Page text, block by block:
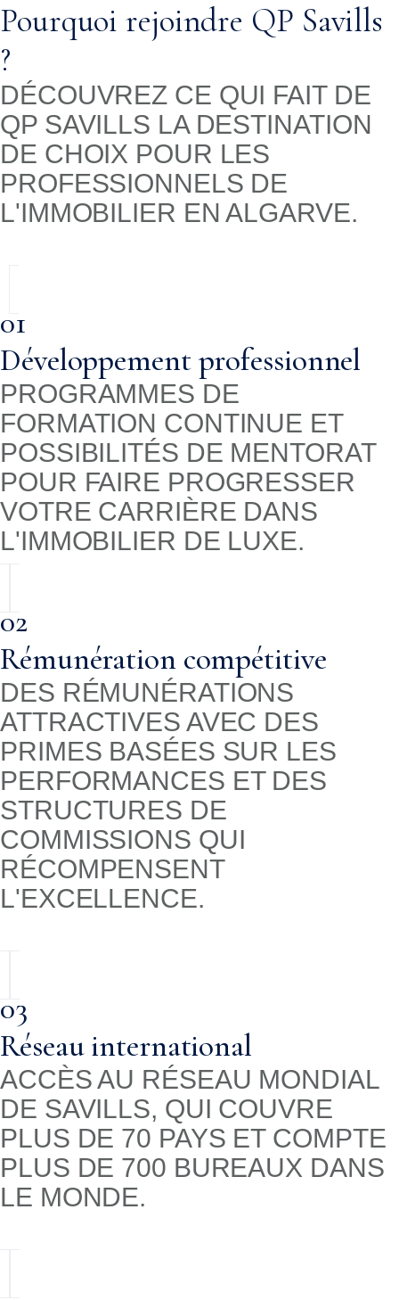
Pourquoi rejoindre QP Savills
?
DÉCOUVREZ CE QUI FAIT DE
QP SAVILLS LA DESTINATION
DE CHOIX POUR LES
PROFESSIONNELS DE
L'IMMOBILIER EN ALGARVE.
01
Développement professionnel
PROGRAMMES DE
FORMATION CONTINUE ET
POSSIBILITÉS DE MENTORAT
POUR FAIRE PROGRESSER
VOTRE CARRIÈRE DANS
L'IMMOBILIER DE LUXE.
02
Rémunération compétitive
DES RÉMUNÉRATIONS
ATTRACTIVES AVEC DES
PRIMES BASÉES SUR LES
PERFORMANCES ET DES
STRUCTURES DE
COMMISSIONS QUI
RÉCOMPENSENT
L'EXCELLENCE.
03
Réseau international
ACCÈS AU RÉSEAU MONDIAL
DE SAVILLS, QUI COUVRE
PLUS DE 70 PAYS ET COMPTE
PLUS DE 700 BUREAUX DANS
LE MONDE.